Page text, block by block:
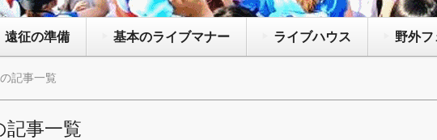
遠征の準備 基本のライブマナー ライブハウス 野外フ
記事一覧
記事一覧